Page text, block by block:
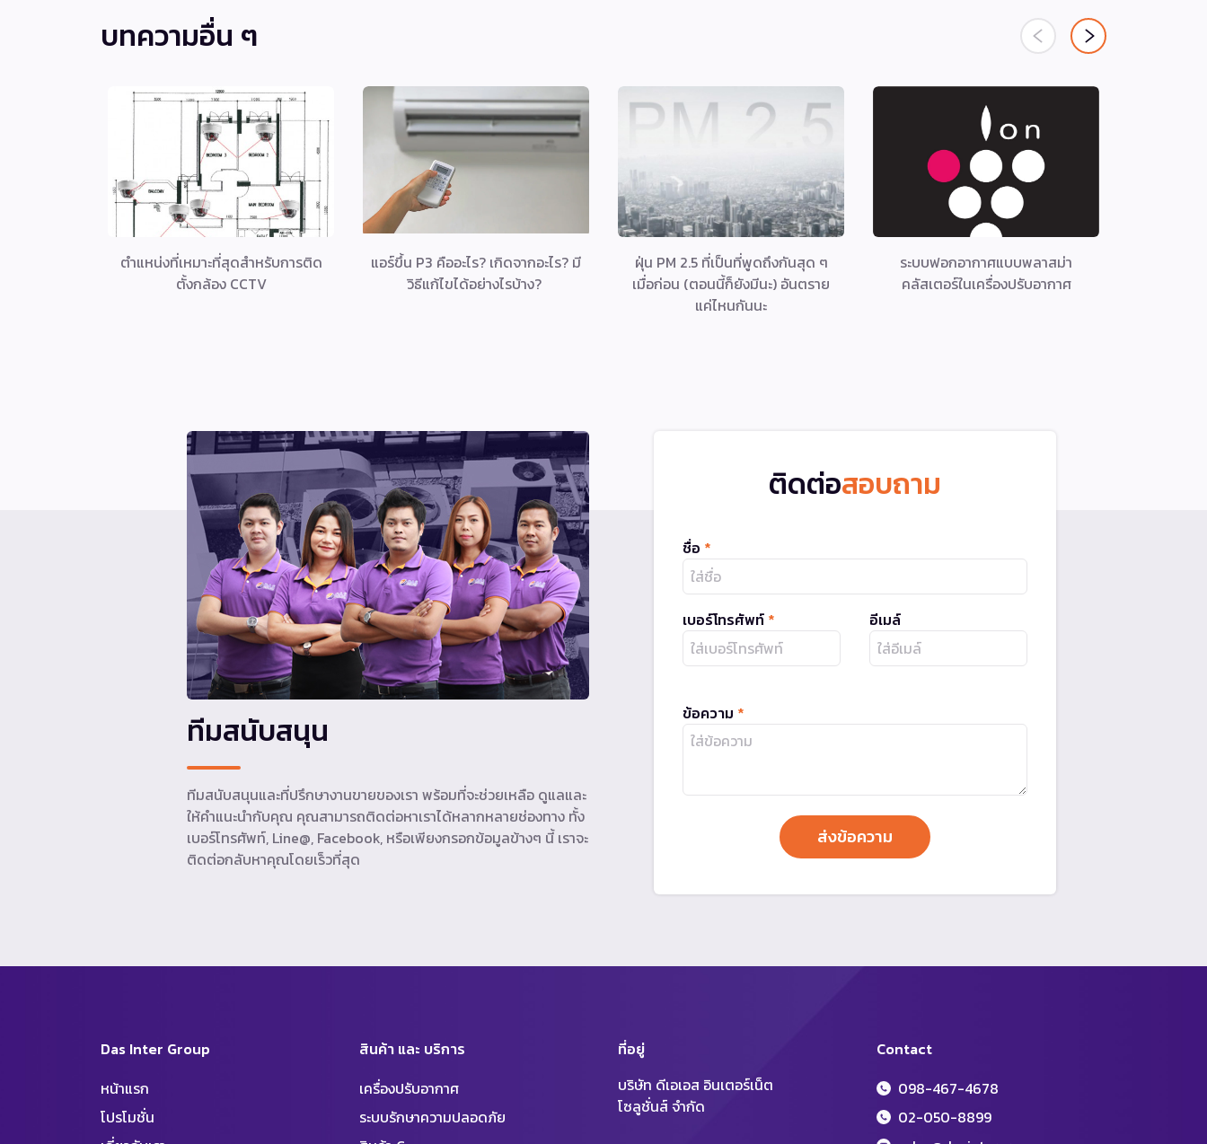
บทความอื่น ๆ
ตำแหน่งที่เหมาะที่สุดสำหรับการติด
ตั้งกล้อง CCTV
แอร์ขึ้น P3 คืออะไร? เกิดจากอะไร? มี
วิธีแก้ไขได้อย่างไรบ้าง?
ฝุ่น PM 2.5 ที่เป็นที่พูดถึงกันสุด ๆ
เมื่อก่อน (ตอนนี้ก็ยังมีนะ) อันตราย
แค่ไหนกันนะ
ระบบฟอกอากาศแบบพลาสม่า
คลัสเตอร์ในเครื่องปรับอากาศ
ติดต่อสอบถาม
ชื่อ *
เบอร์โทรศัพท์ * อีเมล์
ข้อความ *
ทีมสนับสนุน
ทีมสนับสนุนและที่ปรึกษางานขายของเรา พร้อมที่จะช่วยเหลือ ดูแลและ
ให้คำแนะนำกับคุณ คุณสามารถติดต่อหาเราได้หลากหลายช่องทาง ทั้ง
เบอร์โทรศัพท์, Line@, Facebook, หรือเพียงกรอกข้อมูลข้างๆ นี้ เราจะ
ติดต่อกลับหาคุณโดยเร็วที่สุด
Das Inter Group
หน้าแรก
โปรโมชั่น
สินค้า และ บริการ
เครื่องปรับอากาศ
ระบบรักษาความปลอดภัย
Contact
098-467-4678
02-050-8899
ที่อยู่
บริษัท ดีเอเอส อินเตอร์เน็ต
โซลูชั่นส์ จำกัด